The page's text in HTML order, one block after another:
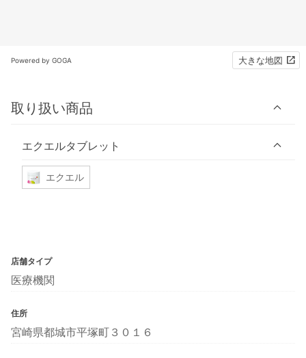
Powered by GOGA 大きな地図
取り扱い商品
エクエルタブレット
エクエル
店舗タイプ
医療機関
住所
宮崎県都城市平塚町３０１６